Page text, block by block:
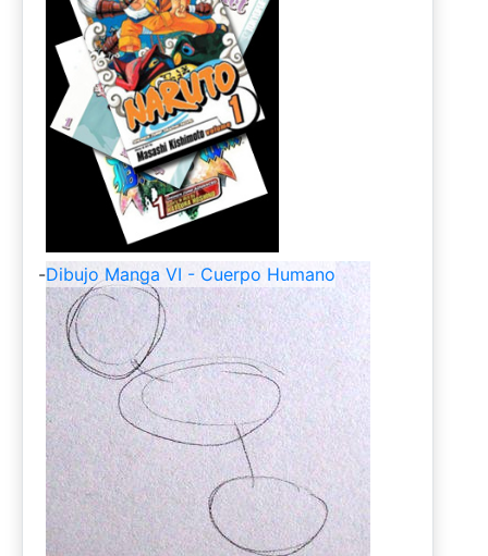
-Dibujo Manga VI - Cuerpo Humano